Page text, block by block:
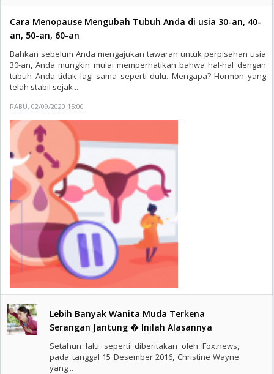
Cara Menopause Mengubah Tubuh Anda di usia 30-an, 40-
an, 50-an, 60-an
Bahkan sebelum Anda mengajukan tawaran untuk perpisahan usia
30-an, Anda mungkin mulai memperhatikan bahwa hal-hal dengan
tubuh Anda tidak lagi sama seperti dulu. Mengapa? Hormon yang
telah stabil sejak ..
RABU, 02/09/2020 15:00
Lebih Banyak Wanita Muda Terkena
Serangan Jantung � Inilah Alasannya
Setahun lalu seperti diberitakan oleh Fox.news,
pada tanggal 15 Desember 2016, Christine Wayne
yang ..